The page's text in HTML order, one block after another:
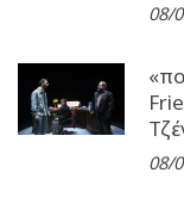
08/
08/